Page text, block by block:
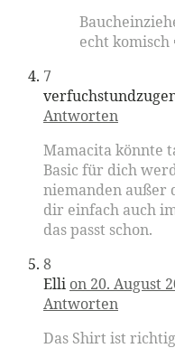
echt komisch
7
Antworten
Mamacita könnte
Basic für dich
niemanden außer
dir einfach auch
das passt schon.
8
Elli on 20. August
Antworten
Das Shirt ist